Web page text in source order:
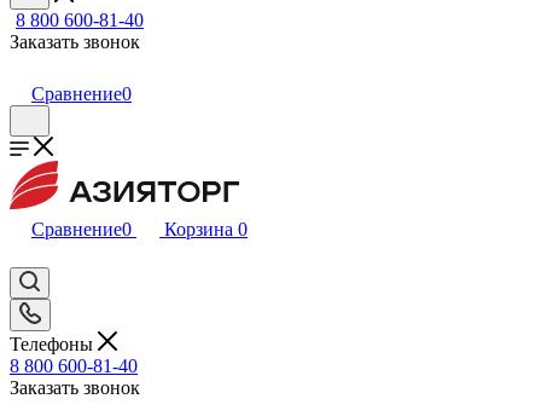
8 800 600-81-40
Заказать звонок
Сравнение0
Сравнение0 Корзина 0
Телефоны
8 800 600-81-40
Заказать звонок